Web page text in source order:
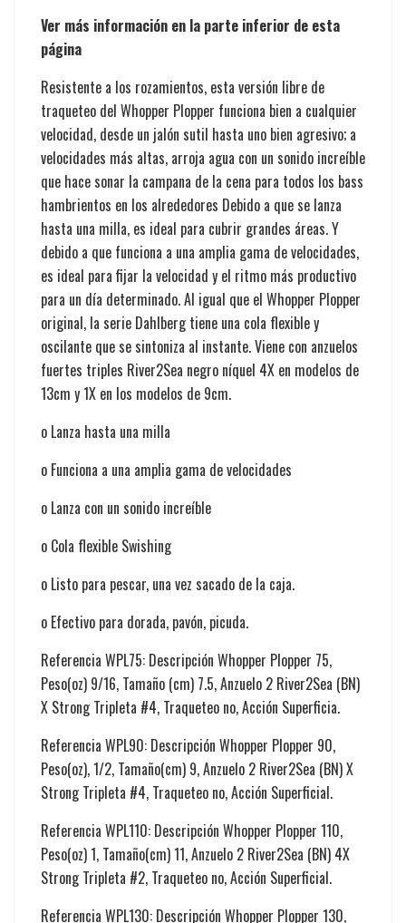
Ver más información en la parte inferior de esta
página
Resistente a los rozamientos, esta versión libre de
traqueteo del Whopper Plopper funciona bien a cualquier
velocidad, desde un jalón sutil hasta uno bien agresivo; a
velocidades más altas, arroja agua con un sonido increíble
que hace sonar la campana de la cena para todos los bass
hambrientos en los alrededores Debido a que se lanza
hasta una milla, es ideal para cubrir grandes áreas. Y
debido a que funciona a una amplia gama de velocidades,
es ideal para fijar la velocidad y el ritmo más productivo
para un día determinado. Al igual que el Whopper Plopper
original, la serie Dahlberg tiene una cola flexible y
oscilante que se sintoniza al instante. Viene con anzuelos
fuertes triples River2Sea negro níquel 4X en modelos de
13cm y 1X en los modelos de 9cm.
o Lanza hasta una milla
o Funciona a una amplia gama de velocidades
o Lanza con un sonido increíble
o Cola flexible Swishing
o Listo para pescar, una vez sacado de la caja.
o Efectivo para dorada, pavón, picuda.
Referencia WPL75: Descripción Whopper Plopper 75,
Peso(oz) 9/16, Tamaño (cm) 7.5, Anzuelo 2 River2Sea (BN)
X Strong Tripleta #4, Traqueteo no, Acción Superficia.
Referencia WPL90: Descripción Whopper Plopper 90,
Peso(oz), 1/2, Tamaño(cm) 9, Anzuelo 2 River2Sea (BN) X
Strong Tripleta #4, Traqueteo no, Acción Superficial.
Referencia WPL110: Descripción Whopper Plopper 110,
Peso(oz) 1, Tamaño(cm) 11, Anzuelo 2 River2Sea (BN) 4X
Strong Tripleta #2, Traqueteo no, Acción Superficial.
Referencia WPL130: Descripción Whopper Plopper 130,